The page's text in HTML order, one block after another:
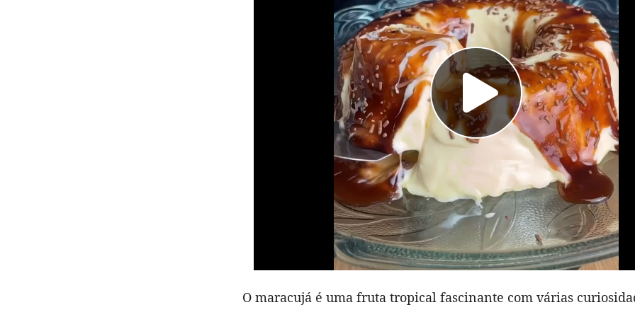
O maracujá é uma fruta tropical fascinante com várias